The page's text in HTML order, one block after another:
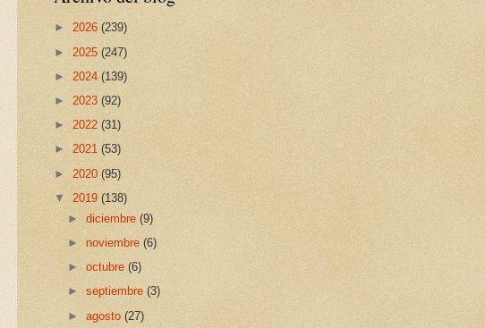
► 2026 (239)
► 2025 (247)
► 2024 (139)
► 2023 (92)
► 2022 (31)
► 2021 (53)
► 2020 (95)
▼ 2019 (138)
►diciembre(9)
► noviembre(6)
►octubre(6)
►septiembre(3)
►agosto(27)